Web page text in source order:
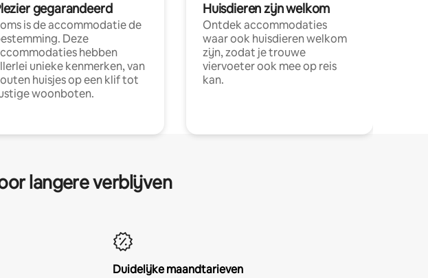
gegarandeerd
is de accommodatie de
Deze
hebben
unieke kenmerken, van
huisjes op een klif tot
woonboten.
Huisdieren zijn welkom
Ontdek accommodaties
waar ook huisdieren welkom
zijn, zodat je trouwe
viervoeter ook mee op reis
kan.
langere verblijven
Duidelijke maandtarieven